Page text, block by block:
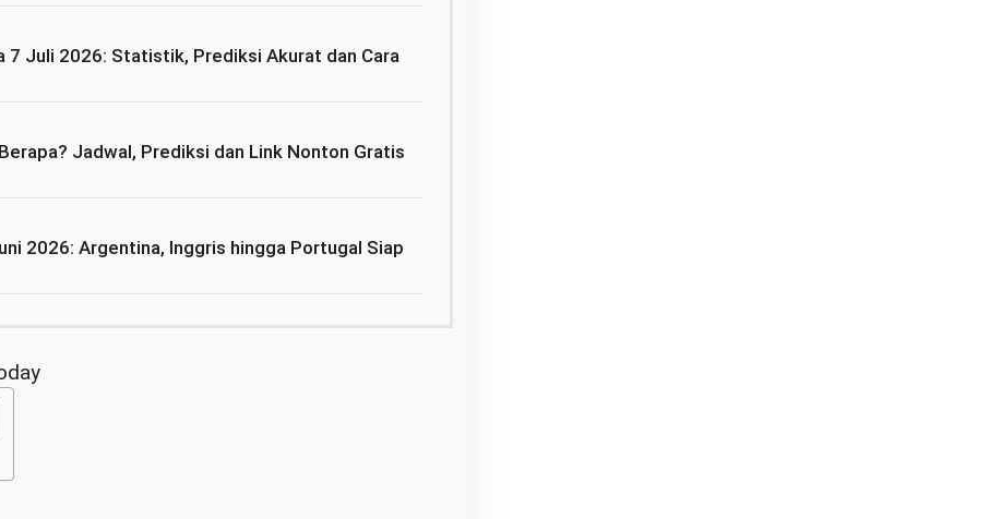
7 Juli 2026: Statistik, Prediksi Akurat dan Cara
Jadwal, Prediksi dan Link Nonton Gratis
2026: Argentina, Inggris hingga Portugal Siap